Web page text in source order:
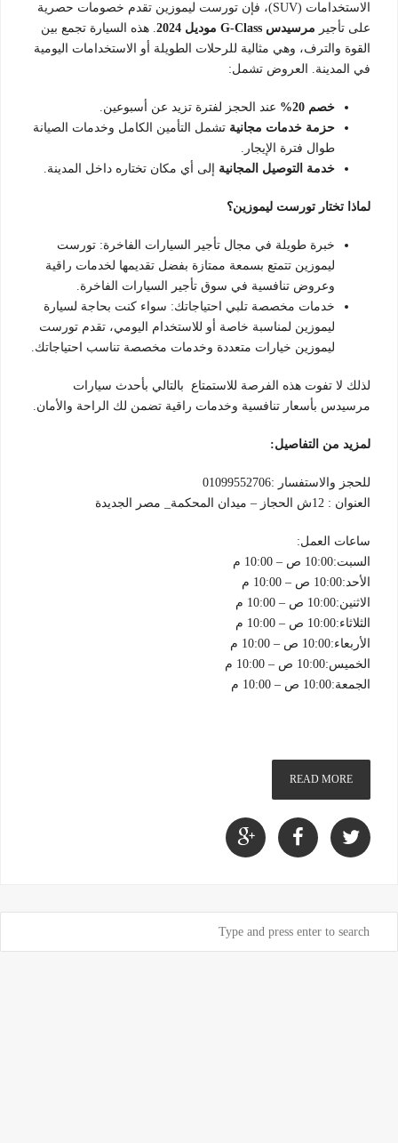
الاستخدامات (SUV)، فإن تورست ليموزين تقدم خصومات حصرية
على تأجير مرسيدس G-Class موديل 2024
. هذه السيارة تجمع بين
القوة والترف، وهي مثالية للرحلات الطويلة أو الاستخدامات اليومية
في المدينة. العروض تشمل:
خصم 20%
عند الحجز لفترة تزيد عن أسبوعين.
حزمة خدمات مجانية تشمل التأمين الكامل وخدمات الصيانة
طوال فترة الإيجار.
خدمة التوصيل المجانية إلى أي مكان تختاره داخل المدينة.
لماذا تختار تورست ليموزين؟
خبرة طويلة في مجال تأجير السيارات الفاخرة: تورست
ليموزين تتمتع بسمعة ممتازة بفضل تقديمها لخدمات راقية
وعروض تنافسية في سوق تأجير السيارات الفاخرة.
خدمات مخصصة تلبي احتياجاتك: سواء كنت بحاجة لسيارة
ليموزين لمناسبة خاصة أو للاستخدام اليومي، تقدم تورست
ليموزين خيارات متعددة وخدمات مخصصة تناسب احتياجاتك.
لذلك لا تفوت هذه الفرصة للاستمتاع بالتالي بأحدث سيارات
مرسيدس بأسعار تنافسية وخدمات راقية تضمن لك الراحة والأمان.
لمزيد من التفاصيل:
للحجز والاستفسار :01099552706
العنوان : 12ش الحجاز – ميدان المحكمة_ مصر الجديدة
ساعات العمل:
السبت:10:00 ص – 10:00 م
الأحد:10:00 ص – 10:00 م
الاثنين:10:00 ص – 10:00 م
الثلاثاء:10:00 ص – 10:00 م
الأربعاء:10:00 ص – 10:00 م
الخميس:10:00 ص – 10:00 م
الجمعة:10:00 ص – 10:00 م
READ MORE